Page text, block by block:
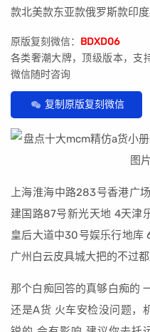
款北美款东亚款俄罗斯款印度
原版复刻微信： BDXD06
各类奢潮大牌，顶级版本，支
微信随时咨询
复制原版复刻微信
上海淮海中路283号香港广
建国路87号新光天地 4天津
皇后大道中30号娱乐行地库
广州白云皮具城大把的不过都
那个白痴回答的真够白痴的
还是A货 火车安检没问题，